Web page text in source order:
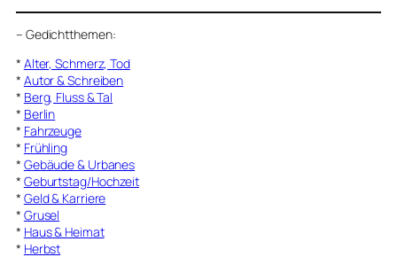
– Gedichtthemen:
* Alter, Schmerz, Tod
* Autor & Schreiben
* Berg, Fluss & Tal
* Berlin
* Fahrzeuge
* Frühling
* Gebäude & Urbanes
* Geburtstag/Hochzeit
* Geld & Karriere
* Grusel
* Haus & Heimat
* Herbst